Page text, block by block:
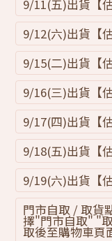
9/11(五)出貨【
9/12(六)出貨【
9/15(二)出貨【
9/16(三)出貨【
9/17(四)出貨【
9/18(五)出貨【
9/19(六)出貨【
門市自取 / 取貨
擇"門市自取" "
取後至購物車頁